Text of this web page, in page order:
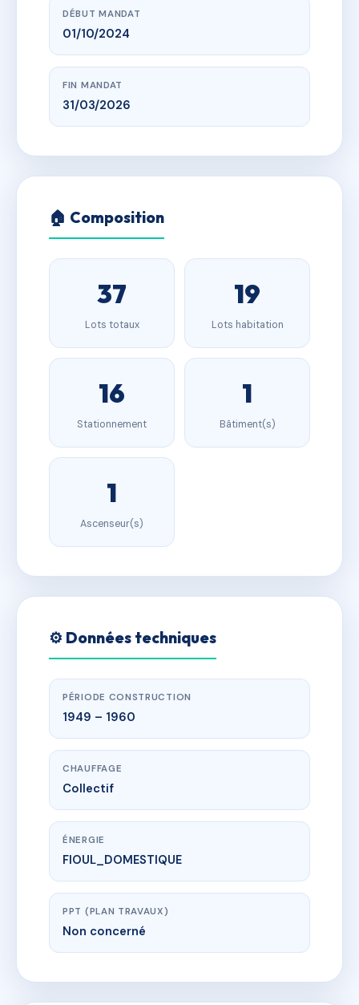
DÉBUT MANDAT
01/10/2024
FIN MANDAT
31/03/2026
🏠 Composition
37
Lots totaux
19
Lots habitation
16
Stationnement
1
Bâtiment(s)
1
Ascenseur(s)
⚙️ Données techniques
PÉRIODE CONSTRUCTION
1949 – 1960
CHAUFFAGE
Collectif
ÉNERGIE
FIOUL_DOMESTIQUE
PPT (PLAN TRAVAUX)
Non concerné